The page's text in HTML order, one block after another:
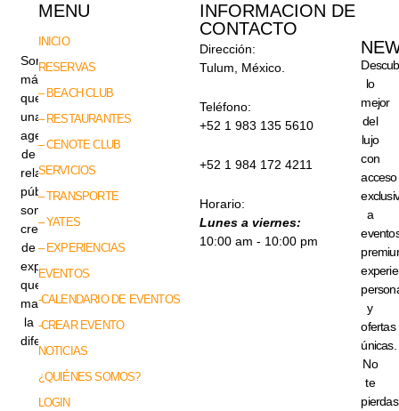
Somos
más
que
una
agencia
de
relaciones
públicas,
somos
creadores
de
experiencias
que
marcan
la
diferencia.
MENU
INICIO
RESERVAS
– BEACH CLUB
– RESTAURANTES
– CENOTE CLUB
SERVICIOS
– TRANSPORTE
– YATES
– EXPERIENCIAS
EVENTOS
-CALENDARIO DE EVENTOS
-CREAR EVENTO
NOTICIAS
¿QUIÉNES SOMOS?
LOGIN
INFORMACION DE
CONTACTO
Dirección:
Tulum, México.
Teléfono:
+52 1 983 135 5610
+52 1 984 172 4211
Horario:
Lunes a viernes:
10:00 am - 10:00 pm
lo
mejor
del
lujo
con
acceso
a
y
ofertas
únicas.
No
te
pierdas